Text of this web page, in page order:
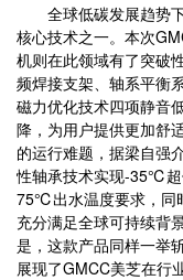
全球低碳发展趋势下
核心技术之一。本次
机则在此领域有了突破
频焊接支架、轴系平衡
磁力优化技术四项静音
降，为用户提供更加舒
的运行难题，据梁自强
性轴承技术实现-35℃超
75℃出水温度要求，同
充分满足全球可持续背
是，这款产品同样一举
展现了GMCC美芝在行